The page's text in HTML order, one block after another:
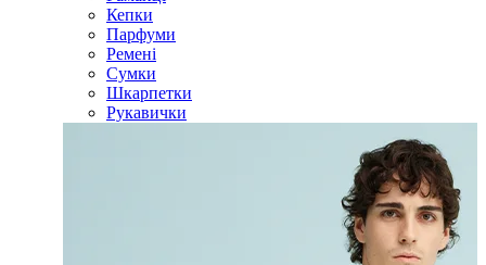
Кепки
Парфуми
Ремені
Сумки
Шкарпетки
Рукавички